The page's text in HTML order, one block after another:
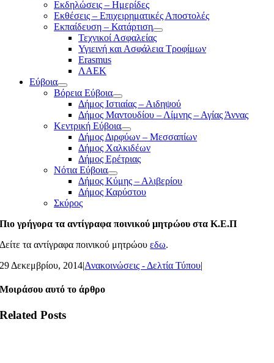
Εκδηλώσεις – Ημερίδες
Εκθέσεις – Επιχειρηματικές Αποστολές
Εκπαίδευση – Κατάρτιση
Τεχνικοί Ασφαλείας
Υγιεινή και Ασφάλεια Τροφίμων
Erasmus
ΛΑΕΚ
Εύβοια
Βόρεια Εύβοια
Δήμος Ιστιαίας – Αιδηψού
Δήμος Μαντουδίου – Λίμνης – Αγίας Άννας
Κεντρική Εύβοια
Δήμος Διρφύων – Μεσσαπίων
Δήμος Χαλκιδέων
Δήμος Ερέτριας
Νότια Εύβοια
Δήμος Κύμης – Αλιβερίου
Δήμος Καρύστου
Σκύρος
Πιο γρήγορα τα αντίγραφα ποινικού μητρώου στα Κ.Ε.Π
Δείτε τα αντίγραφα ποινικού μητρώουεδω.
29 Δεκεμβρίου, 2014|Ανακοινώσεις - Δελτία Τύπου|
Μοιράσου αυτό το άρθρο
Related Posts